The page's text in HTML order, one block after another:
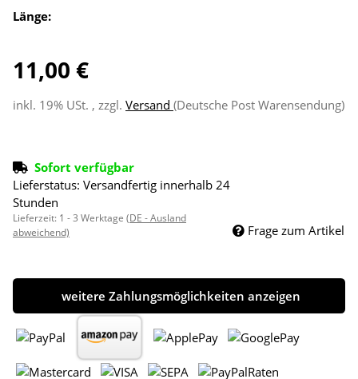
Länge:
11,00 €
inkl. 19% USt. , zzgl. Versand (Deutsche Post Warensendung)
Sofort verfügbar
Lieferstatus: Versandfertig innerhalb 24
Stunden
Lieferzeit: 1 - 3 Werktage (DE - Ausland
abweichend)
Frage zum Artikel
weitere Zahlungsmöglichkeiten anzeigen